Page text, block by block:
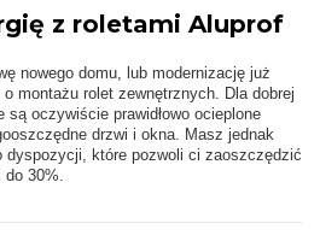
z roletami Aluprof
nowego domu, lub modernizację już
montażu rolet zewnętrznych. Dla dobrej
oczywiście prawidłowo ocieplone
drzwi i okna. Masz jednak
dyspozycji, które pozwoli ci zaoszczędzić
30%.